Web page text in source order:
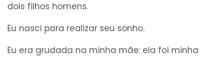
dois filhos homens.
Eu nasci para realizar seu sonho.
Eu era grudada na minha mãe: ela foi minha